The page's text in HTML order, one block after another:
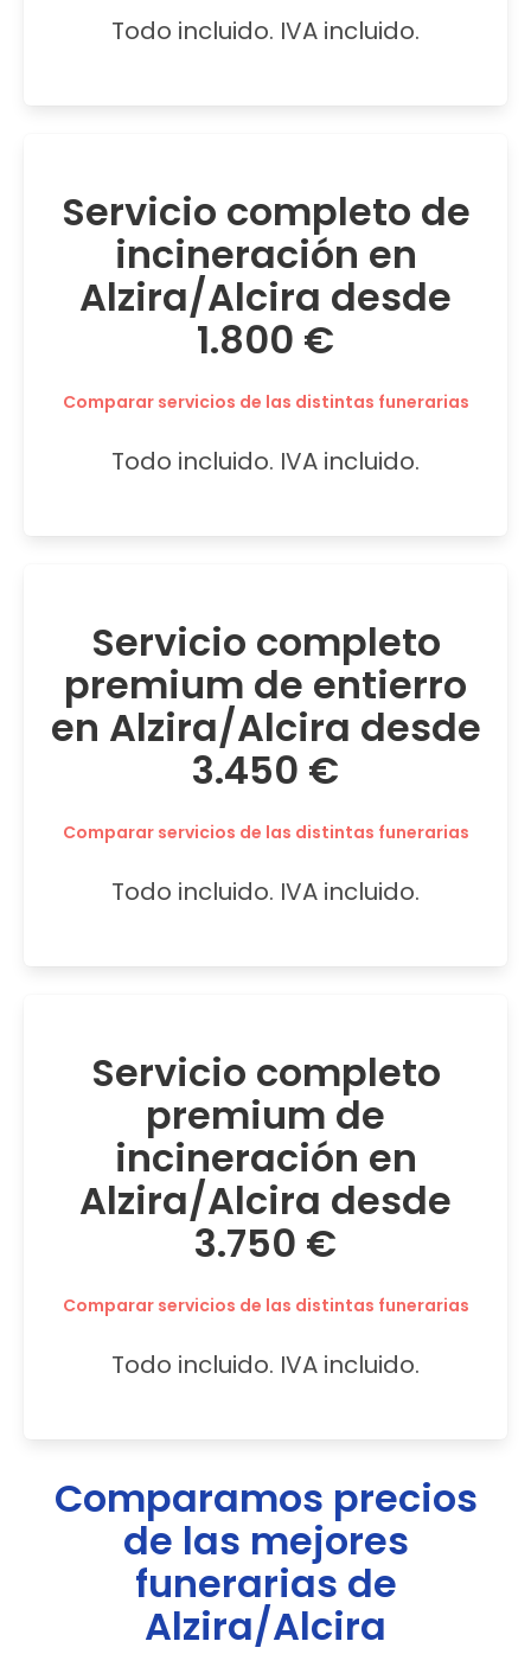
Todo incluido. IVA incluido.
Servicio completo de
incineración en
Alzira/Alcira desde
1.800 €
Comparar servicios de las distintas funerarias
Todo incluido. IVA incluido.
Servicio completo
premium de entierro
en Alzira/Alcira desde
3.450 €
Comparar servicios de las distintas funerarias
Todo incluido. IVA incluido.
Servicio completo
premium de
incineración en
Alzira/Alcira desde
3.750 €
Comparar servicios de las distintas funerarias
Todo incluido. IVA incluido.
Comparamos precios
de las mejores
funerarias de
Alzira/Alcira